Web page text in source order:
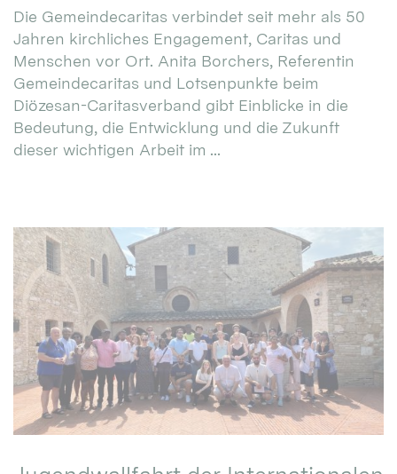
Die Gemeindecaritas verbindet seit mehr als 50
Jahren kirchliches Engagement, Caritas und
Menschen vor Ort. Anita Borchers, Referentin
Gemeindecaritas und Lotsenpunkte beim
Diözesan-Caritasverband gibt Einblicke in die
Bedeutung, die Entwicklung und die Zukunft
dieser wichtigen Arbeit im ...